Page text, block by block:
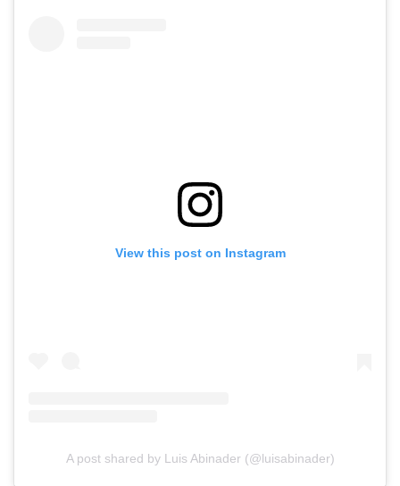
View this post on Instagram
A post shared by Luis Abinader (@luisabinader)